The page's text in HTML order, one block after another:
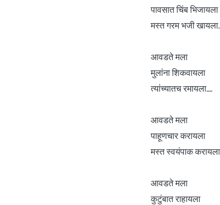
पावसात चिंब भिजायला
मस्त गरम भजी
आवडते मला
मुलांना शिकवायला
त्यांच्यातच रमायला....
आवडते मला
पाहूणचार करायला
मस्त स्वयंपाक
आवडते मला
कुटुंबात राहायला